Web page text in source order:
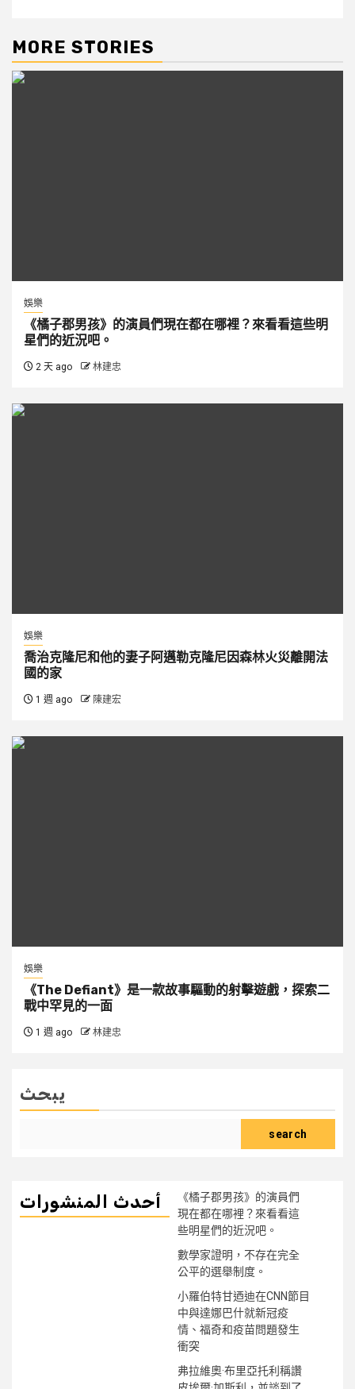
MORE STORIES
娛樂
《橘子郡男孩》的演員們現在都在哪裡？來看看這些明
星們的近況吧。
2 天 ago 林建忠
娛樂
喬治克隆尼和他的妻子阿邁勒克隆尼因森林火災離開法
國的家
1 週 ago 陳建宏
娛樂
《The Defiant》是一款故事驅動的射擊遊戲，探索二
戰中罕見的一面
1 週 ago 林建忠
يبحث
search
أحدث المنشورات
《橘子郡男孩》的演員們
現在都在哪裡？來看看這
些明星們的近況吧。
數學家證明，不存在完全
公平的選舉制度。
小羅伯特甘迺迪在CNN節目
中與達娜巴什就新冠疫
情、福奇和疫苗問題發生
衝突
弗拉維奧·布里亞托利稱讚